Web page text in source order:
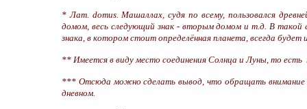
* Лат. domus. Машаллах, судя по всему, пользовался
домом, весь следующий знак - вторым домом и т.д. В такой
знака, в котором стоит определённая планета, всегда
** Имеется в виду место соединения Солнца и Луны, то есть
*** Отсюда можно сделать вывод, что обращать внимание
дневном.